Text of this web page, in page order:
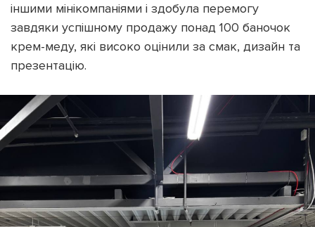
іншими мінікомпаніями і здобула перемогу
завдяки успішному продажу понад 100 баночок
крем-меду, які високо оцінили за смак, дизайн та
презентацію.